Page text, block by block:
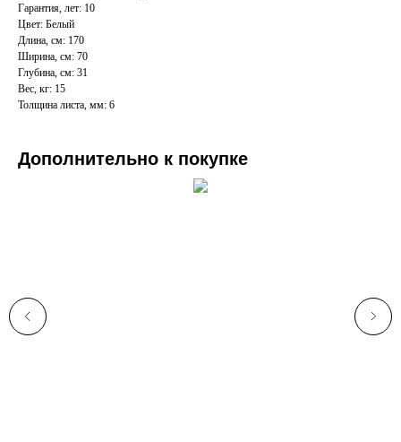
Гарантия, лет: 10
Цвет: Белый
Длина, см: 170
Ширина, см: 70
Глубина, см: 31
Вес, кг: 15
Толщина листа, мм: 6
Дополнительно к покупке